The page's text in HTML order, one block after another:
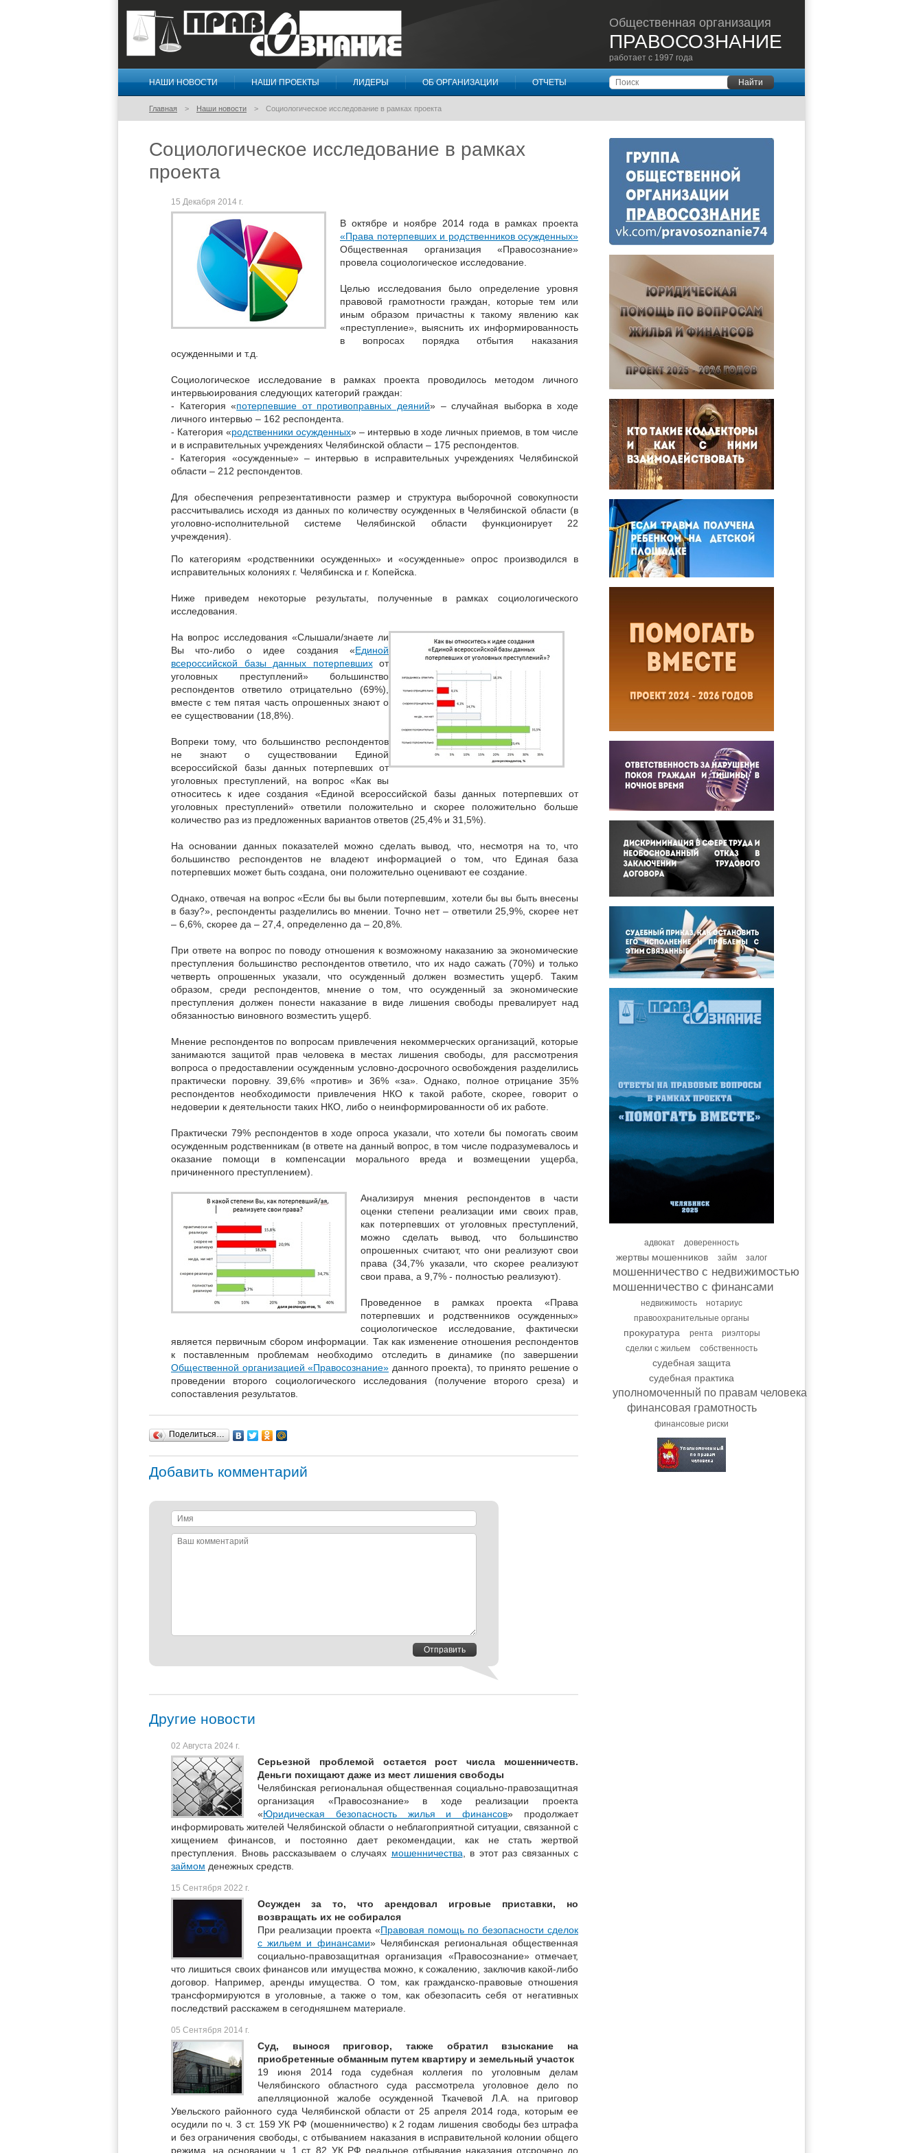
Правосознание
Общественная организация
ПРАВОСОЗНАНИЕ
работает с 1997 года
НАШИ НОВОСТИ НАШИ ПРОЕКТЫ ЛИДЕРЫ ОБ ОРГАНИЗАЦИИ ОТЧЕТЫ Поиск Найти
Главная Наши новости Социологическое исследование в рамках проекта
Социологическое исследование в рамках
проекта
15 Декабря 2014 г.
В октябре и ноябре 2014 года в рамках проекта
«Права потерпевших и родственников осужденных»
Общественная организация «Правосознание»
провела социологическое исследование.
Целью исследования было определение уровня
правовой грамотности граждан, которые тем или
иным образом причастны к такому явлению как
«преступление», выяснить их информированность
в вопросах порядка отбытия наказания
осужденными и т.д.
Социологическое исследование в рамках проекта проводилось методом личного
интервьюирования следующих категорий граждан:
- Категория «потерпевшие от противоправных деяний» – случайная выборка в ходе
личного интервью – 162 респондента.
- Категория «родственники осужденных» – интервью в ходе личных приемов, в том числе
и в исправительных учреждениях Челябинской области – 175 респондентов.
- Категория «осужденные» – интервью в исправительных учреждениях Челябинской
области – 212 респондентов.
Для обеспечения репрезентативности размер и структура выборочной совокупности
рассчитывались исходя из данных по количеству осужденных в Челябинской области (в
уголовно-исполнительной системе Челябинской области функционирует 22
учреждения).
По категориям «родственники осужденных» и «осужденные» опрос производился в
исправительных колониях г. Челябинска и г. Копейска.
Ниже приведем некоторые результаты, полученные в рамках социологического
исследования.
На вопрос исследования «Слышали/знаете ли
Вы что-либо о идее создания «Единой
всероссийской базы данных потерпевшихот
уголовных преступлений» большинство
респондентов ответило отрицательно (69%),
вместе с тем пятая часть опрошенных знают о
ее существовании (18,8%).
Вопреки тому, что большинство респондентов
не знают о существовании Единой
всероссийской базы данных потерпевших от
уголовных преступлений, на вопрос «Как вы
относитесь к идее создания «Единой всероссийской базы данных потерпевших от
уголовных преступлений» ответили положительно и скорее положительно больше
количество раз из предложенных вариантов ответов (25,4% и 31,5%).
На основании данных показателей можно сделать вывод, что, несмотря на то, что
большинство респондентов не владеют информацией о том, что Единая база
потерпевших может быть создана, они положительно оценивают ее создание.
Однако, отвечая на вопрос «Если бы вы были потерпевшим, хотели бы вы быть внесены
в базу?», респонденты разделились во мнении. Точно нет – ответили 25,9%, скорее нет
– 6,6%, скорее да – 27,4, определенно да – 20,8%.
При ответе на вопрос по поводу отношения к возможному наказанию за экономические
преступления большинство респондентов ответило, что их надо сажать (70%) и только
четверть опрошенных указали, что осужденный должен возместить ущерб. Таким
образом, среди респондентов, мнение о том, что осужденный за экономические
преступления должен понести наказание в виде лишения свободы превалирует над
обязанностью виновного возместить ущерб.
Мнение респондентов по вопросам привлечения некоммерческих организаций, которые
занимаются защитой прав человека в местах лишения свободы, для рассмотрения
вопроса о предоставлении осужденным условно-досрочного освобождения разделились
практически поровну. 39,6% «против» и 36% «за». Однако, полное отрицание 35%
респондентов необходимости привлечения НКО к такой работе, скорее, говорит о
недоверии к деятельности таких НКО, либо о неинформированности об их работе.
Практически 79% респондентов в ходе опроса указали, что хотели бы помогать своим
осужденным родственникам (в ответе на данный вопрос, в том числе подразумевалось и
оказание помощи в компенсации морального вреда и возмещении ущерба,
причиненного преступлением).
Анализируя мнения респондентов в части
оценки степени реализации ими своих прав,
как потерпевших от уголовных преступлений,
можно сделать вывод, что большинство
опрошенных считают, что они реализуют свои
права (34,7% указали, что скорее реализуют
свои права, а 9,7% - полностью реализуют).
Проведенное в рамках проекта «Права
потерпевших и родственников осужденных»
социологическое исследование, фактически
является первичным сбором информации. Так как изменение отношения респондентов
к поставленным проблемам необходимо отследить в динамике (по завершении
Общественной организацией «Правосознание» данного проекта), то принято решение о
проведении второго социологического исследования (получение второго среза) и
сопоставления результатов.
Поделиться…
Добавить комментарий
Имя
Ваш
Отправить
Другие новости
02 Августа 2024 г.
Серьезной проблемой остается рост числа мошенничеств.
Деньги похищают даже из мест лишения свободы
Челябинская региональная общественная социально-правозащитная
организация «Правосознание» в ходе реализации проекта
«Юридическая безопасность жилья и финансов» продолжает
информировать жителей Челябинской области о неблагоприятной ситуации, связанной с
хищением финансов, и постоянно дает рекомендации, как не стать жертвой
преступления. Вновь рассказываем о случаях мошенничества , в этот раз связанных с
займом денежных средств.
15 Сентября 2022 г.
Осужден за то, что арендовал игровые приставки, но
возвращать их не собирался
При реализации проекта «Правовая помощь по безопасности сделок
с жильем и финансами» Челябинская региональная общественная
социально-правозащитная организация «Правосознание» отмечает,
что лишиться своих финансов или имущества можно, к сожалению, заключив какой-либо
договор. Например, аренды имущества. О том, как гражданско-правовые отношения
трансформируются в уголовные, а также о том, как обезопасить себя от негативных
последствий расскажем в сегодняшнем материале.
05 Сентября 2014 г.
Суд, вынося приговор, также обратил взыскание на
приобретенные обманным путем квартиру и земельный участок
19 июня 2014 года судебная коллегия по уголовным делам
Челябинского областного суда рассмотрела уголовное дело по
апелляционной жалобе осужденной Ткачевой Л.А. на приговор
Увельского районного суда Челябинской области от 25 апреля 2014 года, которым ее
осудили по ч. 3 ст. 159 УК РФ (мошенничество) к 2 годам лишения свободы без штрафа
и без ограничения свободы, с отбыванием наказания в исправительной колонии общего
режима, на основании ч. 1 ст. 82 УК РФ реальное отбывание наказания отсрочено до
адвокат доверенность
жертвы мошенников займ залог
мошенничество с недвижимостью
мошенничество с финансами
недвижимость
нотариус
правоохранительные органы
прокуратура рента
риэлторы
сделки с жильем
собственность
судебная защита
судебная практика
уполномоченный по правам человека
финансовая грамотность
финансовые риски